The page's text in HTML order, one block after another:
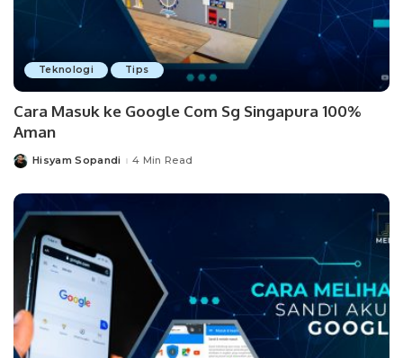
Teknologi Tips
Cara Masuk ke Google Com Sg Singapura 100%
Aman
PostedHisyam Sopandi 4 Min Read